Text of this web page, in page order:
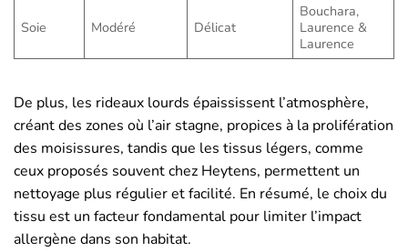
Soie Modéré Délicat
Bouchara,
Laurence &
Laurence
De plus, les rideaux lourds épaississent l’atmosphère,
créant des zones où l’air stagne, propices à la prolifération
des moisissures, tandis que les tissus légers, comme
ceux proposés souvent chez Heytens, permettent un
nettoyage plus régulier et facilité. En résumé, le choix du
tissu est un facteur fondamental pour limiter l’impact
allergène dans son habitat.